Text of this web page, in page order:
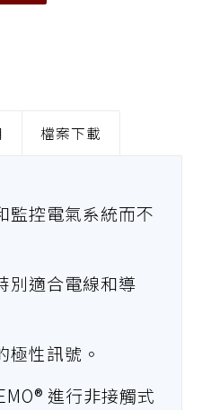
檔案下載
監控電氣系統而不
別適合電線和導
極性訊號。
進行非接觸式